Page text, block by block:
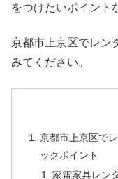
をつけたいポイント
京都市上京区でレン
みてください。
京都市上京区で
ックポイント
家電家具レン